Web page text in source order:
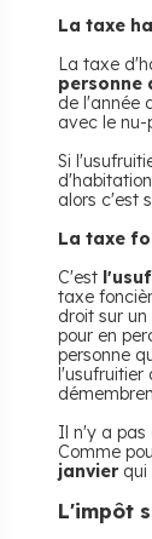
La taxe
La taxe
personne
de l'année
avec le nu-
Si
alors c'est
La taxe
C'est
taxe
droit sur
pour en
personne
l'usufruitier
Il n'y a pas
Comme
janvierqui
L'impôt